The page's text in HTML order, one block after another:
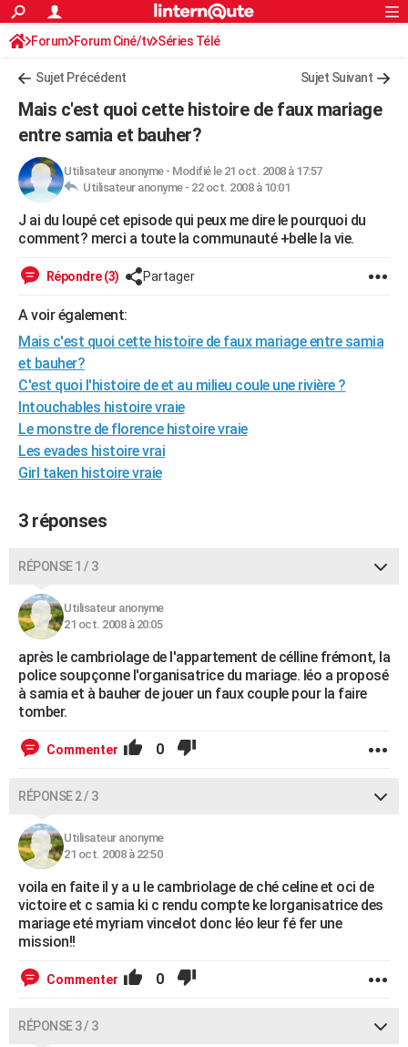
ACTUALITÉS
Politique
Société
Faits Divers
Education
Monde
Villes
+
Programme TV
Streaming
Cinéma
Sorties cinéma
Musique
FINANCE
Retraite
Impôts
Epargne
Immobilier
Risques naturels par ville
Banque
Assurance
Crédit
AUTO
Essais
Réserver un essai
Citadines
Berlines
SUV
Forum auto
HIGH-TECH
Mobiles
Meilleur smartphone
Internet
Ordinateurs
Jeux vidéo
Guide high-tech
+BRICOLAGE
Forum
Aménagement intérieur
Extérieur
Cuisine
Salle de bains
Jardinage
Rangement
WEEK-END
Guides de France
Escapades
Patrimoine
Expositions
Musées
Week-end nature
+LIFESTYLE
Art de vivre
Bien-être
Loisirs
Mode
Modes de vie
SANTE
Alimentation
Guide de la santé
Maladies
Médicaments
Sommeil
VOYAGE
Destinations
City break
Voyage nature
Voyage de noces
Forum
Climat
+PHOTO
GUIDES D'ACHAT
Carte de Noël
Carte Bonne année
Carte Saint-Valentin
Carte Pâques
Carte d'anniversaire
Dictionnaire
Biographies
Citations
Expressions
Proverbes
PROGRAMME TV
COPAINS D'AVANT
S'inscrire
Se connecter
Lycées
Collèges
Primaires
Universités
Entreprises
Service militaire
Avis de recherche
AVIS DE DÉCÈS
Bricolage
Lifestyle
Culture
Sport
Auto
Television
Voyage
Cinema
S'inscrire
Connexion
Forum Forum Ciné/tv Séries Télé
Sujet Précédent Sujet Suivant
Mais c'est quoi cette histoire de faux mariage
entre samia et bauher?
Utilisateur anonyme- Modifié le 21 oct. 2008 à 17:57
Utilisateur anonyme - 22 oct. 2008 à 10:01
J ai du loupé cet episode qui peux me dire le pourquoi du
comment? merci a toute la communauté +belle la vie.
Répondre (3) Partager
A voir également:
Mais c'est quoi cette histoire de faux mariage entre samia
et bauher?
C'est quoi l'histoire de et au milieu coule une rivière ?
Intouchables histoire vraie
Le monstre de florence histoire vraie
Les evades histoire vrai
Girl taken histoire vraie
3 réponses
RÉPONSE 1 / 3
Utilisateur anonyme
21 oct. 2008 à 20:05
après le cambriolage de l'appartement de célline frémont, la
police soupçonne l'organisatrice du mariage. léo a proposé
à samia et à bauher de jouer un faux couple pour la faire
tomber.
Commenter 0
RÉPONSE 2 / 3
Utilisateur anonyme
21 oct. 2008 à 22:50
voila en faite il y a u le cambriolage de ché celine et oci de
victoire et c samia ki c rendu compte ke lorganisatrice des
mariage eté myriam vincelot donc léo leur fé fer une
mission!!
Commenter 0
RÉPONSE 3 / 3